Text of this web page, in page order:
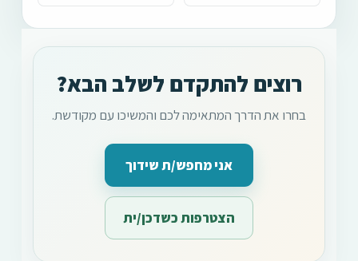
רוצים להתקדם לשלב הבא?
בחרו את הדרך המתאימה לכם והמשיכו עם מקודשת.
אני מחפש/ת שידוך
הצטרפות כשדכן/ית